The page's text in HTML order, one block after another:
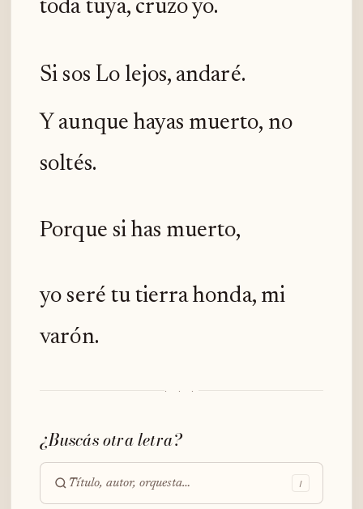
toda tuya, cruzo yo.
Si sos Lo lejos, andaré.
Y aunque hayas muerto, no
soltés.
Porque si has muerto,
yo seré tu tierra honda, mi
varón.
· · ·
¿Buscás otra letra?
Buscar
/